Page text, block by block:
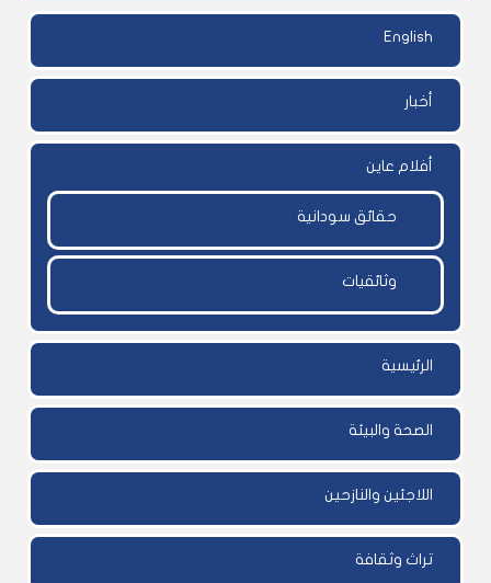
English
أخبار
أفلام عاين
حقائق سودانية
وثائقيات
الرئيسية
الصحة والبيئة
اللاجئين والنازحين
تراث وثقافة